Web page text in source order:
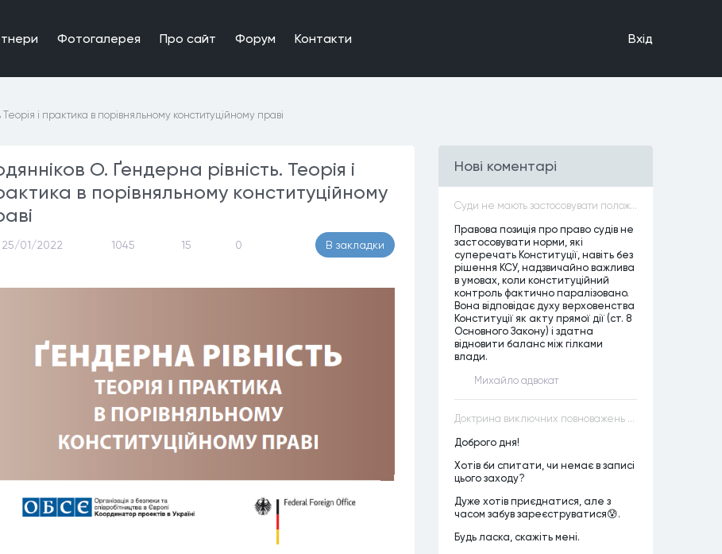
Фотогалерея Про сайт Форум Контакти Вхiд
і практика в порівняльному конституційному праві
О. Ґендерна рівність. Теорія і
в порівняльному конституційному
25/01/2022 1045 15 0 В закладки
Нові коментарі
Суди не мають застосовувати положення законів, які не відповідають Конституції, незалежно від того, чи визнавалися вони Конституційним Судом України неконституційними, тобто закони, що суперечать Конституції України не можуть застосовуватися навіть у випадках, коли вони є чинними
Правова позиція про право судів не
застосовувати норми, які
суперечать Конституції, навіть без
рішення КСУ, надзвичайно важлива
в умовах, коли конституційний
контроль фактично паралізовано.
Вона відповідає духу верховенства
Конституції як акту прямої дії (ст. 8
Основного Закону) і здатна
відновити баланс між гілками
влади.
Михайло адвокат
Доктрина виключних повноважень VS Доктрина прихованих повноважень
Доброго дня!
Хотів би спитати, чи немає в записі
цього заходу?
Дуже хотів приєднатися, але з
часом забув зареєструватися😰.
Будь ласка, скажіть мені.